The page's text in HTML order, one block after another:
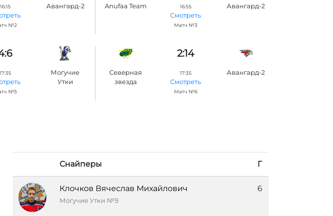
16:15
№2
Авангард-2 Anufaa Team 16:55
Смотреть
Матч №3
Авангард-2
17:35
№5
Могучие
Утки
2:14
Северная
звезда
17:35
Смотреть
Матч №6
Авангард-2
Снайперы Г
Клочков Вячеслав Михайлович
Могучие Утки №9
6